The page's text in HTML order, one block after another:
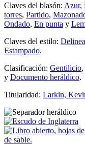
Claves del blasón: Azur,
torres, Partido,
Ondado, En punta y
Claves del estilo:
Estampado.
Clasificación: Gentilicio,
y Documento heráldico.
Titularidad: Larkin,